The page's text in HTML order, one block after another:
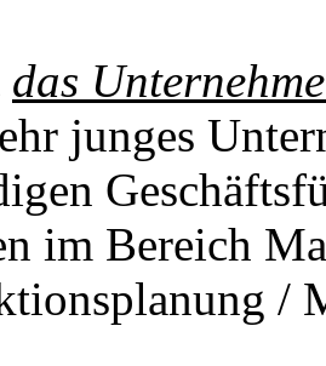
das
junges
im Bereich
/